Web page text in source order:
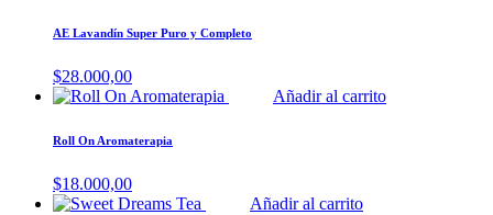
AE Lavandín Super Puro y Completo
$28.000,00
Añadir al carrito
Roll On Aromaterapia
$18.000,00
Añadir al carrito